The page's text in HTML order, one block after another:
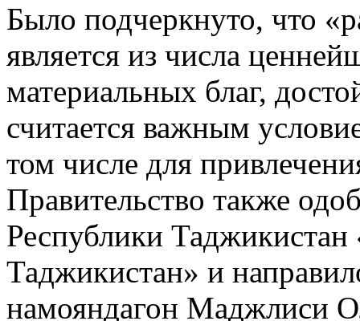
Было подчеркнуто, что
является из числа
материальных благ,
считается важным
том числе для
Правительство также
Республики
Таджикистан» и
намояндагон Маджлиси